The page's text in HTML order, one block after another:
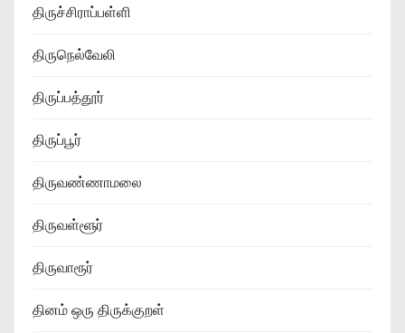
திருச்சிராப்பள்ளி
திருநெல்வேலி
திருப்பத்தூர்
திருப்பூர்
திருவண்ணாமலை
திருவள்ளூர்
திருவாரூர்
தினம் ஒரு திருக்குறள்